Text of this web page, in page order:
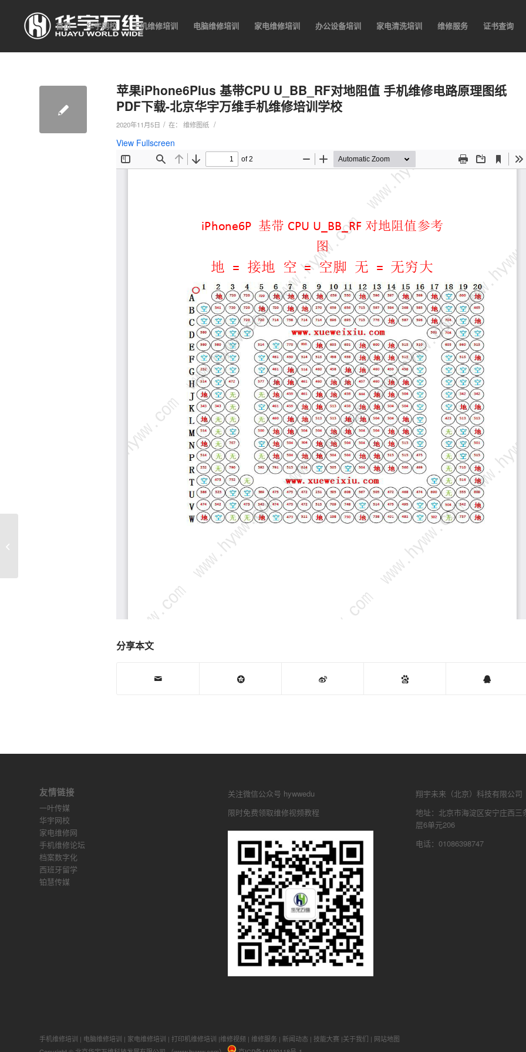
首页 华宇网校 手机维修培训 电脑维修培训 家电维修培训 办公设备培训 家电清洗培训 维修服务 证书查询
苹果iPhone6Plus 基带CPU U_BB_RF对地阻值 手机维修电路原理图纸
PDF下载-北京华宇万维手机维修培训学校
2020年11月5日 / 在： 维修图纸 /
View Fullscreen
分享本文
友情链接
一叶传媒
华宇网校
家电维修网
手机维修论坛
档案数字化
西班牙留学
铂慧传媒
关注微信公众号 hywwedu
限时免费领取维修视频教程
翔宇未来（北京）科技有限公司
地址：北京市海淀区安宁庄西三
层6单元206
电话：01086398747
手机维修培训 | 电脑维修培训 | 家电维修培训 | 打印机维修培训 |维修视频 | 维修服务 | 新闻动态 | 技能大赛 |关于我们 | 网站地图